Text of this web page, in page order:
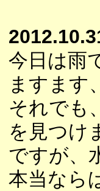
今日は雨
ますます
それでも
を見つけ
ですが、
本当なら